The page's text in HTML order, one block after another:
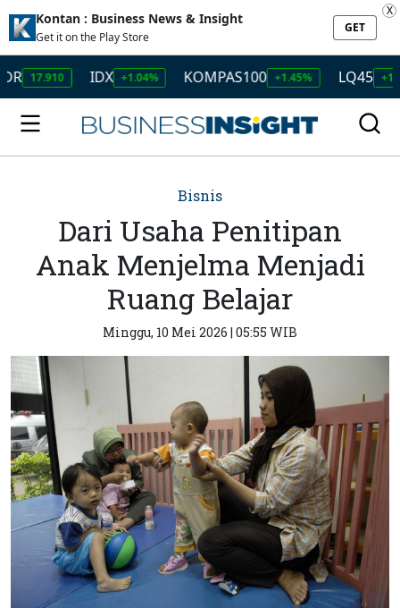
Kontan : Business News & Insight
Get it on the Play Store
GET
X
IDX +1.04% KOMPAS100 +1.45% LQ45 +1.50%
Bisnis
Dari Usaha Penitipan
Anak Menjelma Menjadi
Ruang Belajar
Minggu, 10 Mei 2026 | 05:55 WIB